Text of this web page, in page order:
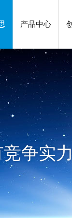
产品中心
争实